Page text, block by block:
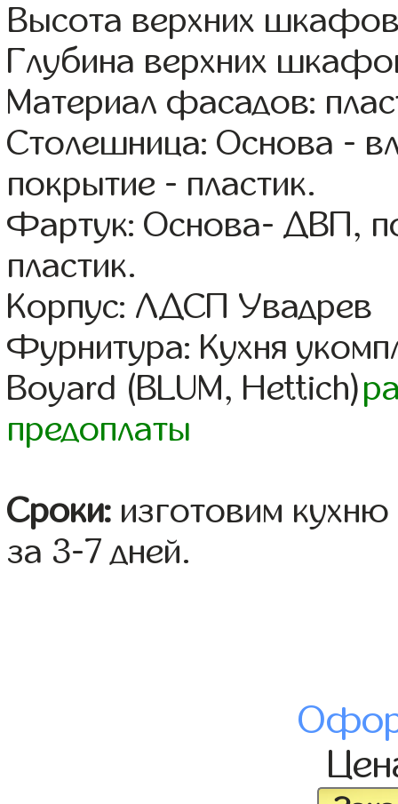
Высота верхних
Глубина верхних
Материал фасадов:
Столешница: Основа -
покрытие - пластик.
Фартук: Основа- ДВП,
пластик.
Корпус: ЛДСП Увадрев
Фурнитура: Кухня
Boyard (BLUM, Hettich)
предоплаты
Сроки: изготовим
за 3-7 дней.